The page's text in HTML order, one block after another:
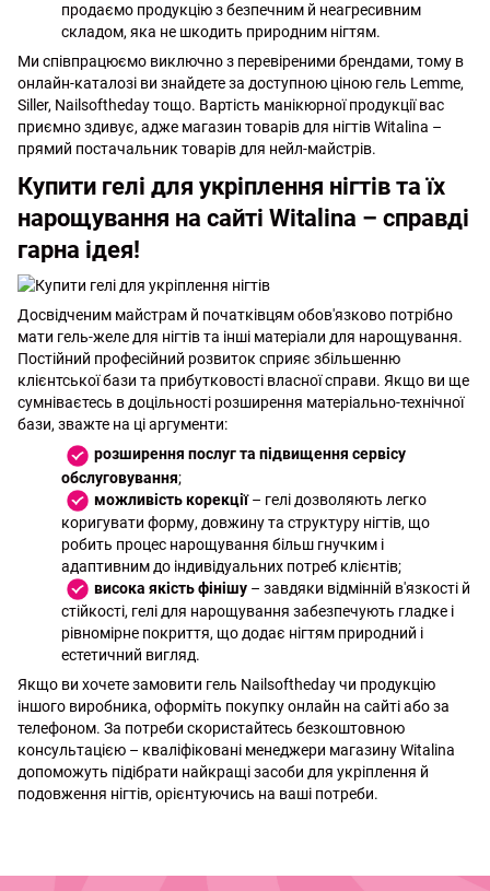
продаємо продукцію з безпечним й неагресивним
складом, яка не шкодить природним нігтям.
Ми співпрацюємо виключно з перевіреними брендами, тому в
онлайн-каталозі ви знайдете за доступною ціною гель Lemme,
Siller, Nailsoftheday тощо. Вартість манікюрної продукції вас
приємно здивує, адже магазин товарів для нігтів Witalina –
прямий постачальник товарів для нейл-майстрів.
Купити гелі для укріплення нігтів та їх
нарощування на сайті Witalina – справді
гарна ідея!
Досвідченим майстрам й початківцям обов'язково потрібно
мати гель-желе для нігтів та інші матеріали для нарощування.
Постійний професійний розвиток сприяє збільшенню
клієнтської бази та прибутковості власної справи. Якщо ви ще
сумніваєтесь в доцільності розширення матеріально-технічної
бази, зважте на ці аргументи:
розширення послуг та підвищення сервісу
обслуговування;
можливість корекції– гелі дозволяють легко
коригувати форму, довжину та структуру нігтів, що
робить процес нарощування більш гнучким і
адаптивним до індивідуальних потреб клієнтів;
висока якість фінішу – завдяки відмінній в'язкості й
стійкості, гелі для нарощування забезпечують гладке і
рівномірне покриття, що додає нігтям природний і
естетичний вигляд.
Якщо ви хочете замовити гель Nailsoftheday чи продукцію
іншого виробника, оформіть покупку онлайн на сайті або за
телефоном. За потреби скористайтесь безкоштовною
консультацією – кваліфіковані менеджери магазину Witalina
допоможуть підібрати найкращі засоби для укріплення й
подовження нігтів, орієнтуючись на ваші потреби.